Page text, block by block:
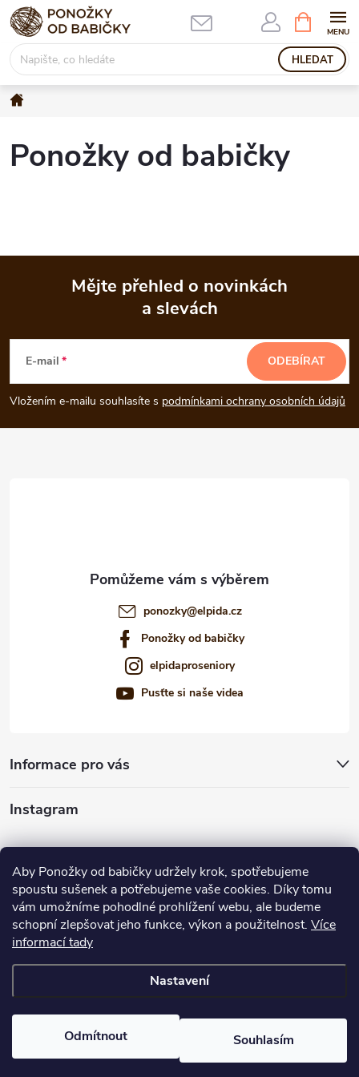
Aby Ponožky od babičky udržely krok, spotřebujeme
spoustu sušenek a potřebujeme vaše cookies. Díky tomu
vám umožníme pohodlné prohlížení webu, ale budeme
schopní zlepšovat jeho funkce, výkon a použitelnost. Více
informací tady
Nastavení
Odmítnout Souhlasím
Přejít
na
obsah
HLEDAT
NÁKUPNÍ
KOŠÍK
Domů
Ponožky od babičky
p
a
Mějte přehled o novinkách
a slevách
E-mail
Vložením e-mailu souhlasíte s podmínkami ochrany osobních údajů
ODEBÍRAT
ponozky@elpida.cz
Ponožky od babičky
elpidaproseniory
Pusťte si naše videa
Informace pro vás
Instagram
Nabízíme vám
Ponožky od babičky. Všechna práva vyhrazena.